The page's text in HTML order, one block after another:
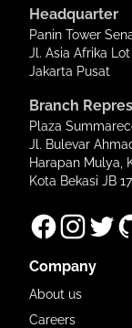
Headquarter
Panin Tower
Jl. Asia Afrika Lot
Jakarta Pusat
Branch
Plaza
Jl. Bulevar
Harapan Mulya,
Kota Bekasi JB
Company
About us
Careers